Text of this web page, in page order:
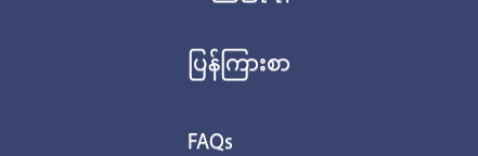
ပြန်ကြားစာ
FAQs